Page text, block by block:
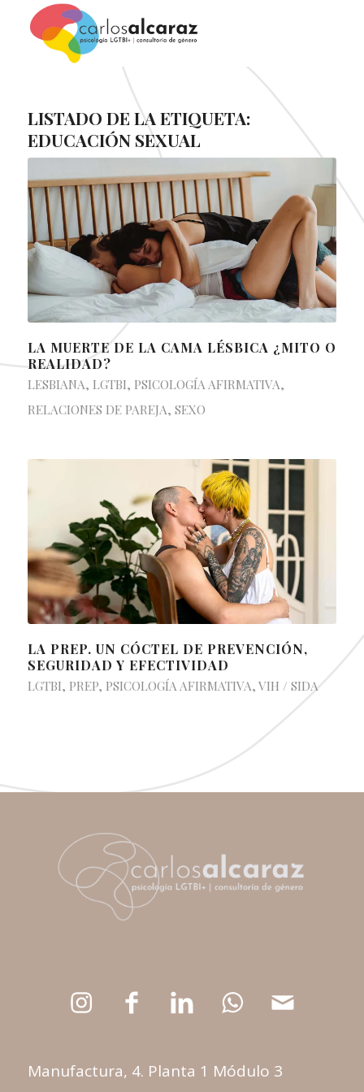
LISTADO DE LA ETIQUETA:
EDUCACIÓN SEXUAL
LA MUERTE DE LA CAMA LÉSBICA ¿MITO O
REALIDAD?
LESBIANA, LGTBI, PSICOLOGÍA AFIRMATIVA,
RELACIONES DE PAREJA, SEXO
LA PREP. UN CÓCTEL DE PREVENCIÓN,
SEGURIDAD Y EFECTIVIDAD
LGTBI, PREP, PSICOLOGÍA AFIRMATIVA, VIH / SIDA
Manufactura, 4. Planta 1 Módulo 3